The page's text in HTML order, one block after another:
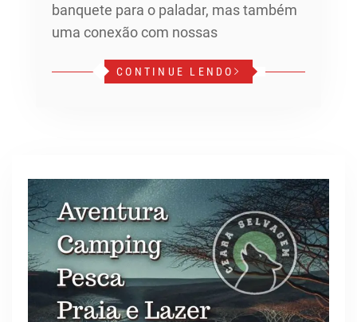
banquete para o paladar, mas também
uma conexão com nossas
CONTINUE LENDO